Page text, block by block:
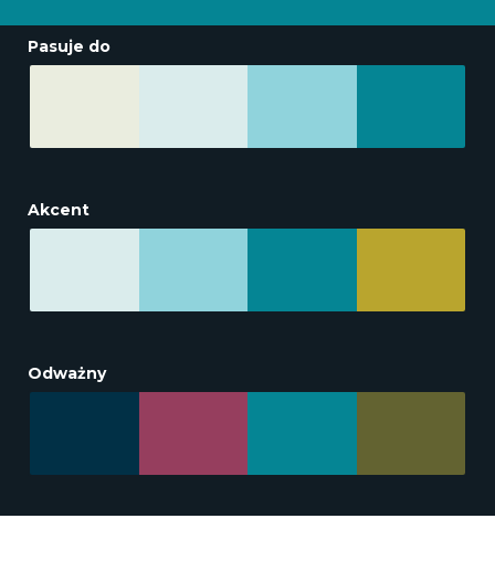
Pasuje do
Akcent
Odważny